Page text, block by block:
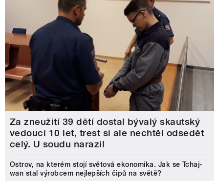
Za zneužití 39 dětí dostal bývalý skautský
vedoucí 10 let, trest si ale nechtěl odsedět
celý. U soudu narazil
Ostrov, na kterém stojí světová ekonomika. Jak se Tchaj-
wan stal výrobcem nejlepších čipů na světě?